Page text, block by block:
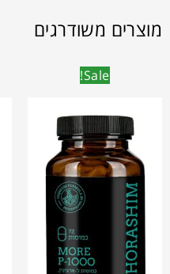
מוצרים משודרגים
Sale!